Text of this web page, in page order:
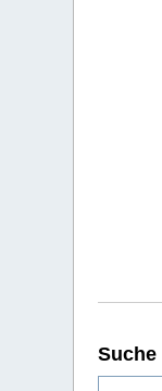
Suche